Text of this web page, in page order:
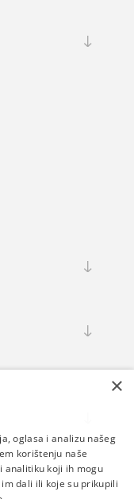
×
oglasa i analizu našeg
korištenju naše
analitiku koji ih mogu
dali ili koje su prikupili